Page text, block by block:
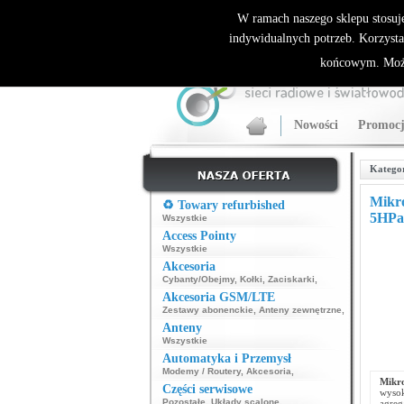
ALLNET.PL Sieci bezprzewodowe - generalny
Nowości
♻️ Towary refurbished
Wszystkie
Access Pointy
Wszystkie
Akcesoria
Cybanty/Obejmy, Kołki Zaciskarki
Akcesoria GSM/LTE
Zestawy abonenckie Anteny zewnętrzne
Anteny
Wszystkie
Automatyka i Przemysł
Modemy / Routery, Akcesoria
Części serwisowe
Pozostałe Układy scalone
W ramach naszego sklepu
indywidualnych potrzeb.
końcowym.